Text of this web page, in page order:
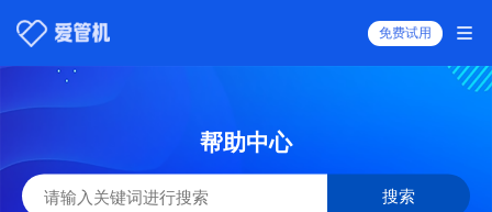
免费试用
帮助中心
搜索